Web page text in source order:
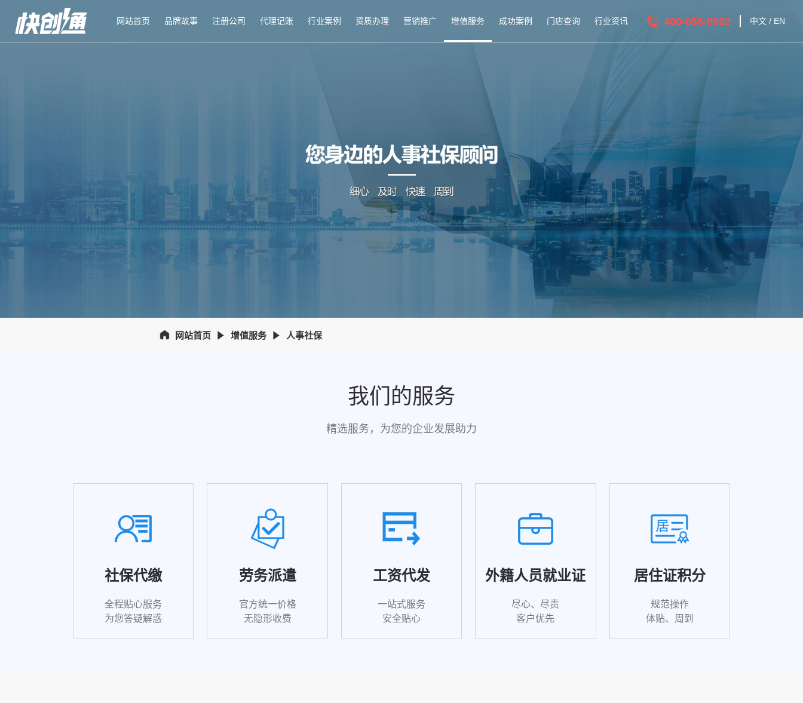
网站首页 品牌故事 注册公司 代理记账 行业案例 资质办理 营销推广 增值服务 成功案例 门店查询 行业资讯 400-056-8992 中文 / EN
网站首页 增值服务 人事社保
我们的服务
精选服务，为您的企业发展助力
社保代缴
全程贴心服务
为您答疑解惑
劳务派遣
官方统一价格
无隐形收费
工资代发
一站式服务
安全贴心
外籍人员就业证
尽心、尽责
客户优先
居住证积分
规范操作
体贴、周到